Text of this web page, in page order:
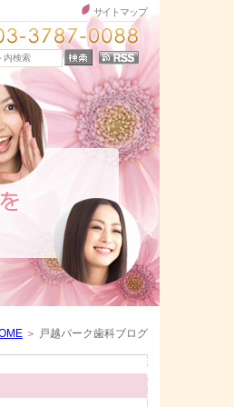
サイトマップ
戸越パーク歯科ブログ